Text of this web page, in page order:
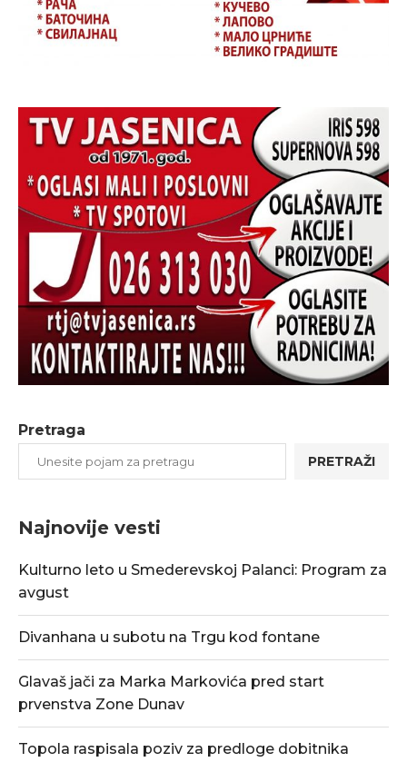
Pretraga
PRETRAŽI
Najnovije vesti
Kulturno leto u Smederevskoj Palanci: Program za
avgust
Divanhana u subotu na Trgu kod fontane
Glavaš jači za Marka Markovića pred start
prvenstva Zone Dunav
Topola raspisala poziv za predloge dobitnika